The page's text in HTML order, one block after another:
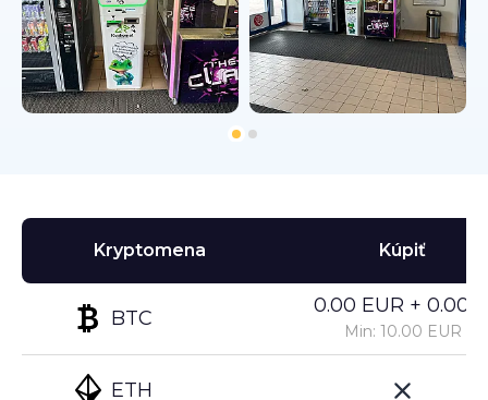
Kryptomena
BTC
ETH
Kúpiť
0.00 EUR +
Min: 10.00 EUR